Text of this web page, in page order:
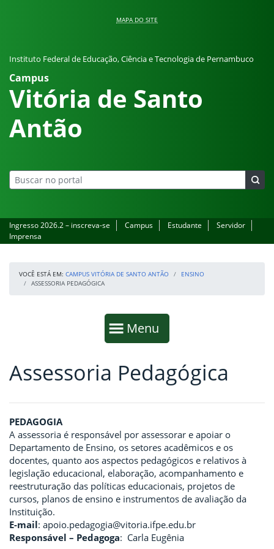
MAPA DO SITE
Instituto Federal de Educação, Ciência e Tecnologia de Pernambuco
Campus
Vitória de Santo
Antão
Ingresso 2026.2 – inscreva-se Campus Estudante
Servidor
Imprensa
VOCÊ ESTÁ EM: CAMPUS VITÓRIA DE SANTO ANTÃO
ENSINO
ASSESSORIA PEDAGÓGICA
Mostrar
Menu
Fim da navegação
Início do conteúdo
Assessoria Pedagógica
PEDAGOGIA
A assessoria é responsável por assessorar e apoiar o
Departamento de Ensino, os setores acadêmicos e os
docentes, quanto aos aspectos pedagógicos e relativos à
legislação educacional, elaboração, acompanhamento e
reestruturação das políticas educacionais, projetos de
cursos, planos de ensino e instrumentos de avaliação da
Instituição.
E-mail: apoio.pedagogia@vitoria.ifpe.edu.br
Responsável – Pedagoga: Carla Eugênia